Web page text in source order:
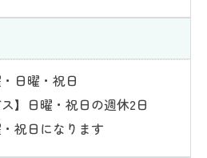
日曜・祝日
】日曜・祝日の週休2日
祝日になります